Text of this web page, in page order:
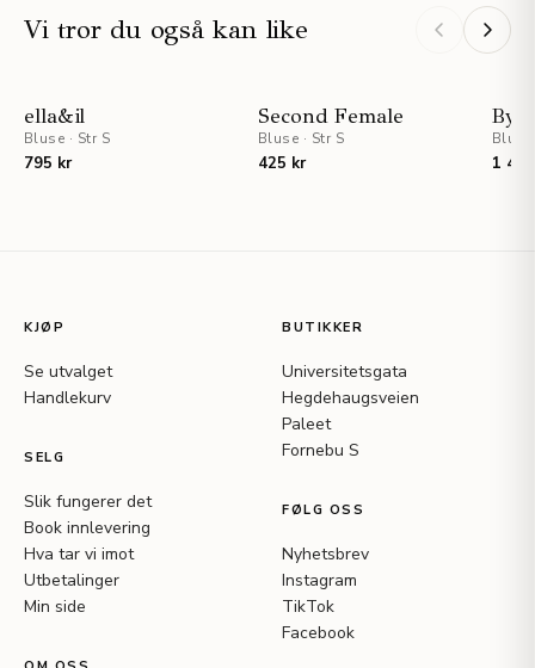
Vi tror du også kan like
ella&il
Bluse · Str S
795 kr
Second Female
Bluse · Str S
425 kr
Bluse
1
KJØP
Se utvalget
Handlekurv
SELG
Slik fungerer det
Book innlevering
Hva tar vi imot
Utbetalinger
Min side
BUTIKKER
Universitetsgata
Hegdehaugsveien
Paleet
Fornebu S
FØLG OSS
Nyhetsbrev
Instagram
TikTok
Facebook